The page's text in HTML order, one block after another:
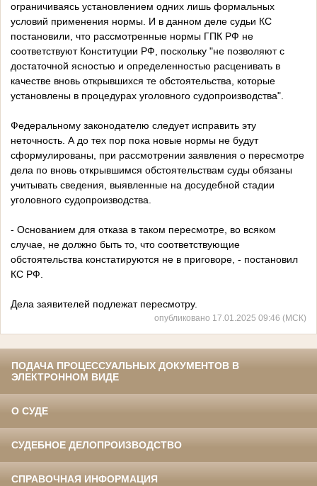
ограничиваясь установлением одних лишь формальных
условий применения нормы. И в данном деле судьи КС
постановили, что рассмотренные нормы ГПК РФ не
соответствуют Конституции РФ, поскольку "не позволяют с
достаточной ясностью и определенностью расценивать в
качестве вновь открывшихся те обстоятельства, которые
установлены в процедурах уголовного судопроизводства".
Федеральному законодателю следует исправить эту
неточность. А до тех пор пока новые нормы не будут
сформулированы, при рассмотрении заявления о пересмотре
дела по вновь открывшимся обстоятельствам суды обязаны
учитывать сведения, выявленные на досудебной стадии
уголовного судопроизводства.
- Основанием для отказа в таком пересмотре, во всяком
случае, не должно быть то, что соответствующие
обстоятельства констатируются не в приговоре, - постановил
КС РФ.
Дела заявителей подлежат пересмотру.
опубликовано 17.01.2025 09:46 (МСК)
ПОДАЧА ПРОЦЕССУАЛЬНЫХ ДОКУМЕНТОВ В
ЭЛЕКТРОННОМ ВИДЕ
О СУДЕ
СУДЕБНОЕ ДЕЛОПРОИЗВОДСТВО
СПРАВОЧНАЯ ИНФОРМАЦИЯ